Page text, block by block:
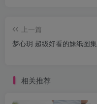
上一篇
梦心玥 超级好看的妹纸图集
相关推荐